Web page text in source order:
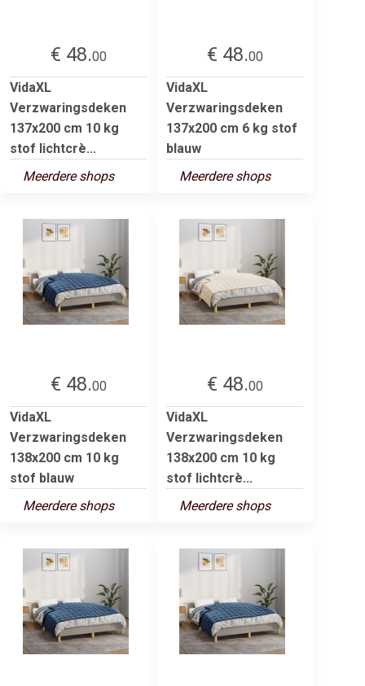
€ 48.00
VidaXL
Verzwaringsdeken
137x200 cm 10 kg
stof lichtcrè...
Meerdere shops
€ 48.00
VidaXL
Verzwaringsdeken
137x200 cm 6 kg stof
blauw
Meerdere shops
€ 48.00
VidaXL
Verzwaringsdeken
138x200 cm 10 kg
stof blauw
Meerdere shops
€ 48.00
VidaXL
Verzwaringsdeken
138x200 cm 10 kg
stof lichtcrè...
Meerdere shops